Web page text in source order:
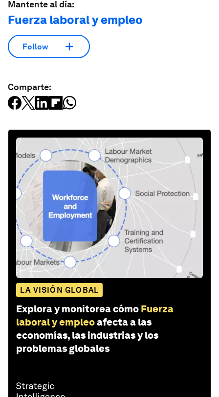
Mantente al día:
Fuerza laboral y empleo
Follow
Comparte:
LA VISIÓN GLOBAL
Explora y monitorea cómo Fuerza
laboral y empleoafecta a las
economías, las industrias y los
problemas globales